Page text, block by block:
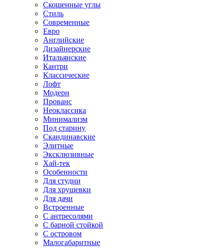
Скошенные углы
Стиль
Современные
Евро
Английские
Дизайнерские
Итальянские
Кантри
Классические
Лофт
Модерн
Прованс
Неоклассика
Минимализм
Под старину
Скандинавские
Элитные
Эксклюзивные
Хай-тек
Особенности
Для студии
Для хрущевки
Для дачи
Встроенные
С антресолями
С барной стойкой
С островом
Малогабаритные